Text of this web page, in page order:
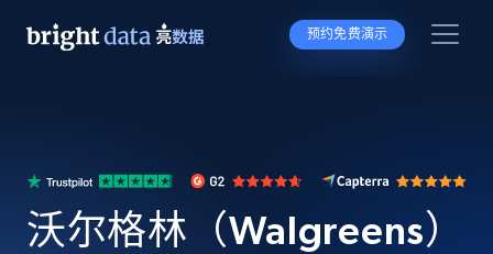
预约免费演示
沃尔格林（Walgreens）